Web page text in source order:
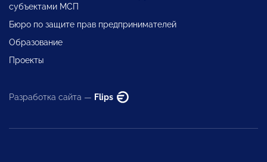
субъектами МСП
Бюро по защите прав предпринимателей
Образование
Проекты
Разработка сайта — Flips